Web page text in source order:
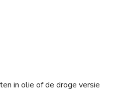
in olie of de droge versie